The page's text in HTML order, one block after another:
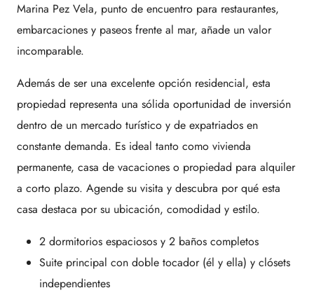
Marina Pez Vela, punto de encuentro para restaurantes,
embarcaciones y paseos frente al mar, añade un valor
incomparable.
Además de ser una excelente opción residencial, esta
propiedad representa una sólida oportunidad de inversión
dentro de un mercado turístico y de expatriados en
constante demanda. Es ideal tanto como vivienda
permanente, casa de vacaciones o propiedad para alquiler
a corto plazo. Agende su visita y descubra por qué esta
casa destaca por su ubicación, comodidad y estilo.
2 dormitorios espaciosos y 2 baños completos
Suite principal con doble tocador (él y ella) y clósets
independientes